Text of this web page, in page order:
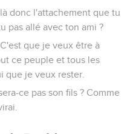
donc l'attachement que tu
pas allé avec ton ami ?
que je veux être à
ce peuple et tous les
que je veux rester.
ce pas son fils ? Comme